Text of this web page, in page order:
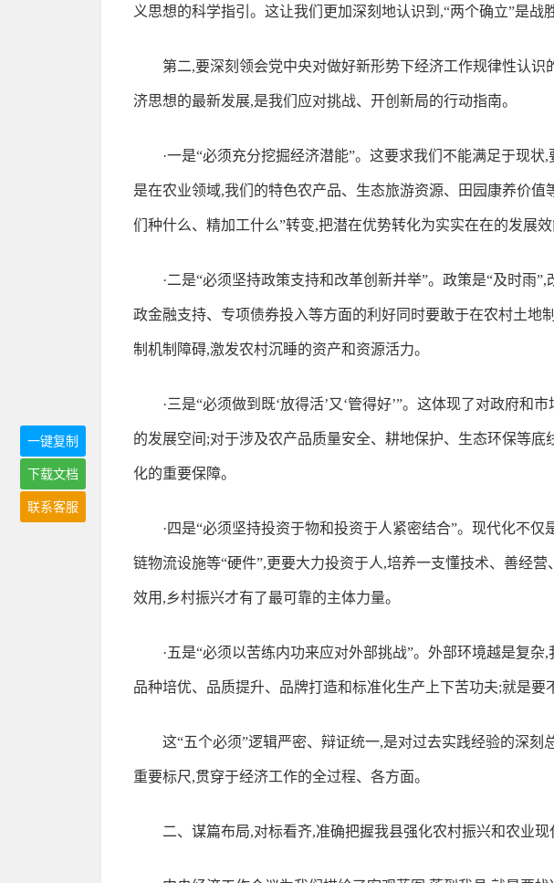
义思想的科学指引。这让我们更加深刻地认识到,“两个确立”是
第二,要深刻领会党中央对做好新形势下经济工作规律性认
济思想的最新发展,是我们应对挑战、开创新局的行动指南。
·一是“必须充分挖掘经济潜能”。这要求我们不能满足于现
是在农业领域,我们的特色农产品、生态旅游资源、田园康养价
们种什么、精加工什么”转变,把潜在优势转化为实实在在的发展效
·二是“必须坚持政策支持和改革创新并举”。政策是“及时雨
政金融支持、专项债券投入等方面的利好同时要敢于在农村土
制机制障碍,激发农村沉睡的资产和资源活力。
·三是“必须做到既‘放得活’又‘管得好’”。这体现了对政府
的发展空间;对于涉及农产品质量安全、耕地保护、生态环保等
化的重要保障。
·四是“必须坚持投资于物和投资于人紧密结合”。现代化不
链物流设施等“硬件”,更要大力投资于人,培养一支懂技术、善经
效用,乡村振兴才有了最可靠的主体力量。
·五是“必须以苦练内功来应对外部挑战”。外部环境越是复
品种培优、品质提升、品牌打造和标准化生产上下苦功夫;就是
这“五个必须”逻辑严密、辩证统一,是对过去实践经验的深
重要标尺,贯穿于经济工作的全过程、各方面。
二、谋篇布局,对标看齐,准确把握我县强化农村振兴和农业现
一键复制
下载文档
联系客服